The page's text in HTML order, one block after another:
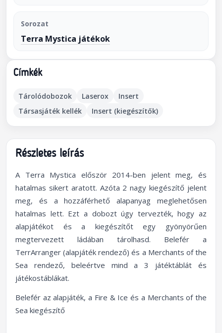
Sorozat
Terra Mystica játékok
Címkék
Tárolódobozok Laserox
Insert
Társasjáték kellék
Insert (kiegészítők)
Részletes leírás
A Terra Mystica először 2014-ben jelent meg, és
hatalmas sikert aratott. Azóta 2 nagy kiegészítő jelent
meg, és a hozzáférhető alapanyag meglehetősen
hatalmas lett. Ezt a dobozt úgy tervezték, hogy az
alapjátékot és a kiegészítőt egy gyönyörűen
megtervezett ládában tárolhasd. Belefér a
TerrArranger (alapjáték rendező) és a Merchants of the
Sea rendező, beleértve mind a 3 játéktáblát és
játékostáblákat.
Belefér az alapjáték, a Fire & Ice és a Merchants of the
Sea kiegészítő